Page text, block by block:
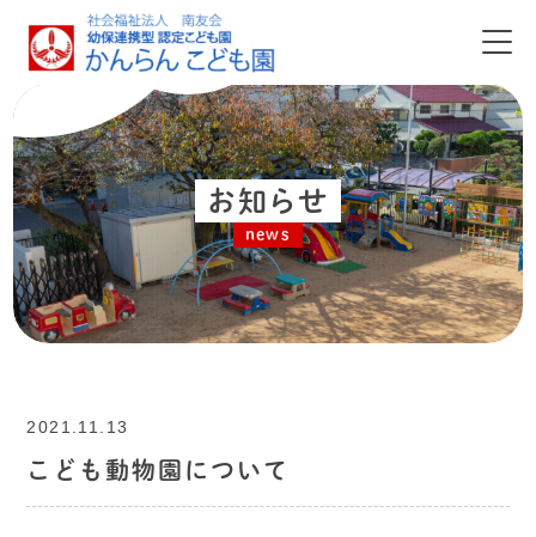
お知らせ
news
2021.11.13
こども動物園について